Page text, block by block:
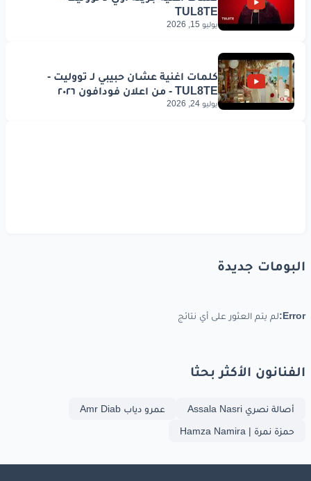
يوليو 15, 2026
يوليو 24, 2026
البومات جديدة
Error: لم يتم العثور على أي نتائج
الفنانون الأكثر بحثا
أصالة نصري Assala Nasri
عمرو دياب Amr Diab
حمزة نمرة | Hamza Namira